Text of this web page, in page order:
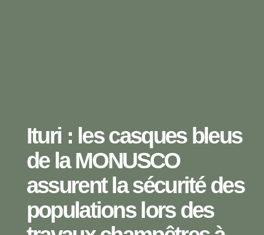
Ituri : les casques bleus
de la MONUSCO
assurent la sécurité des
populations lors des